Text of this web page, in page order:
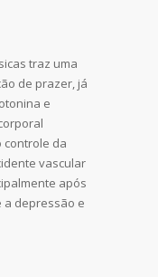
traz uma
de prazer, já
e
controle da
vascular
após
a depressão e